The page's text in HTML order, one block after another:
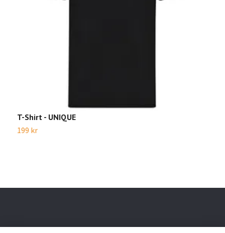
T-Shirt - UNIQUE
199 kr